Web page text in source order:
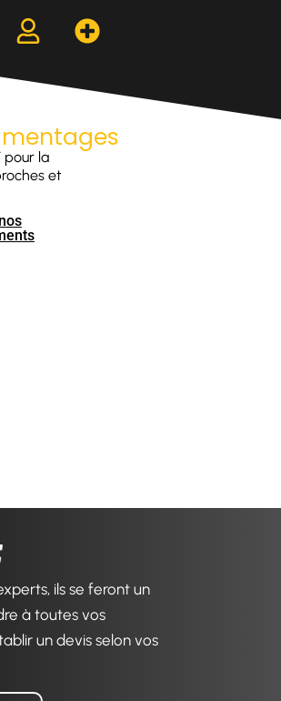
pour la
et
ils se feront un
à toutes vos
un devis selon vos